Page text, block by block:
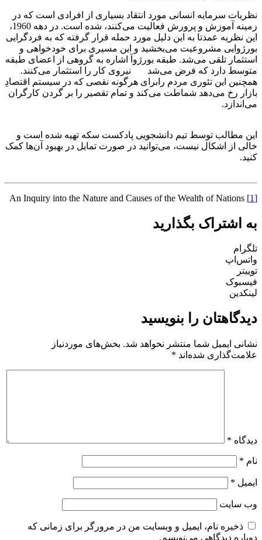
نظریات سرمایه انسانی مورد انتقاد بسیاری از افرادی است که در
زمینه آموزش و پرورش فعالیت می‌کنند، شده است. در دهه 1960،
این نظریه عمدتا به این دلیل مورد حمله قرار گرفته که به فردگرایی
بورژوایی مشروعیت می‌بخشید و این مسیری برای خودخواهی و
استثمار تلقی می‌شد. طبقه بورژوآ اشاره به گروهی از اعضای طبقه
متوسط دارد که فرض می‌شد نیروی کار را استثمار می‌کنند.
همچنین این تئوری مردم رابرای هرگونه نقصی که در سیستم اقتصادِ
بازار رخ می‌دهد شماطت می‌کند و تمام تقصیر را بر گردن کارگران
می‌اندازد.
این مطالب توسط تیم دانشجویی پادکست سکه تهیه شده است و
خالی از اشکال نیست، می‌توانید در صورت تمایل در بهبود آن‌ها کمک
کنید.
[1]
به اشتراک بگذارید
تلگرام
واتس‌اپ
توییتر
فیسبوک
لینکدین
دیدگاهتان را بنویسید
نشانی ایمیل شما منتشر نخواهد شد. بخش‌های موردنیاز
علامت‌گذاری شده‌اند *
دیدگاه *
نام *
ایمیل *
وب‌ سایت
ذخیره نام، ایمیل و وبسایت من در مرورگر برای زمانی که
دوباره دیدگاهی می‌نویسم.